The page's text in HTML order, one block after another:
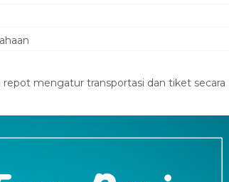
mengatur transportasi dan tiket secara